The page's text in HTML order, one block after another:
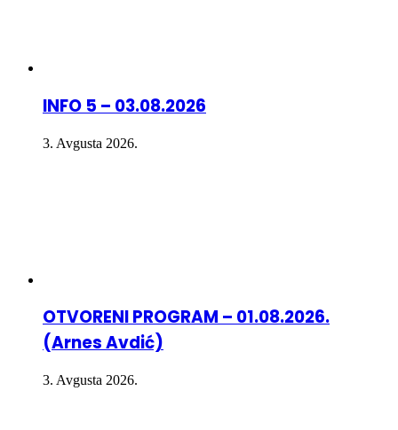
INFO 5 – 03.08.2026
3. Avgusta 2026.
OTVORENI PROGRAM – 01.08.2026.
(Arnes Avdić)
3. Avgusta 2026.